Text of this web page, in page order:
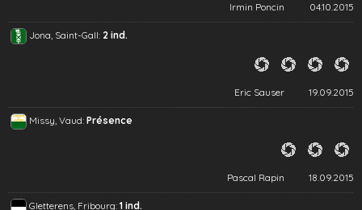
Irmin Poncin 04.10.2015
Jona, Saint-Gall: 2 ind.
Eric Sauser 19.09.2015
Missy, Vaud: Présence
Pascal Rapin 18.09.2015
Gletterens, Fribourg: 1 ind.